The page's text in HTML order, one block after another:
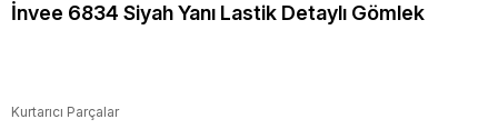
İnvee 6834 Siyah Yanı Lastik Detaylı Gömlek
Kurtarıcı Parçalar